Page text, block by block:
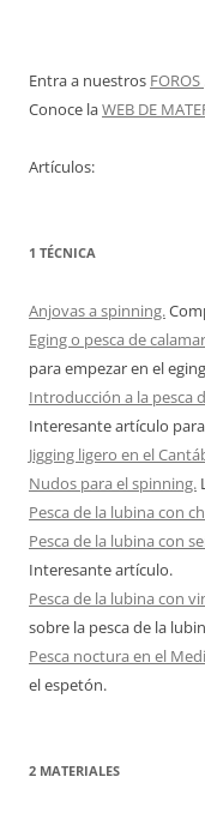
Entra a nuestros FOROS
Conoce laWEB DE
Artículos:
1 TÉCNICA
Anjovas a spinning.
Eging o pesca de
para empezar en el
Introducción a la pesca
Interesante artículo
Jigging ligero en el
Nudos para el spinning.
Pesca de la lubina con
Pesca de la lubina con
Interesante artículo.
Pesca de la lubina con
sobre la pesca de la
Pesca noctura en el
el espetón.
2 MATERIALES